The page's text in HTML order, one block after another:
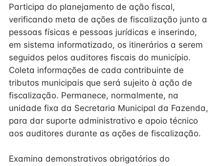
Participa do planejamento de ação fiscal,
verificando meta de ações de fiscalização junto a
pessoas físicas e pessoas jurídicas e inserindo,
em sistema informatizado, os itinerários a serem
seguidos pelos auditores fiscais do município.
Coleta informações de cada contribuinte de
tributos municipais que será sujeito à ação de
fiscalização. Permanece, normalmente, na
unidade fixa da Secretaria Municipal da Fazenda,
para dar suporte administrativo e apoio técnico
aos auditores durante as ações de fiscalização.
Examina demonstrativos obrigatórios do